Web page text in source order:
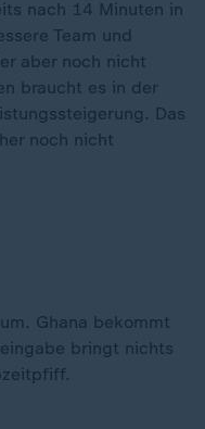
nach 14 Minuten in
Team und
aber noch nicht
braucht es in der
Das
noch nicht
Ghana bekommt
bringt nichts